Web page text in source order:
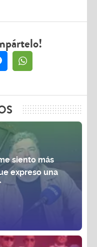
siento más
expreso una